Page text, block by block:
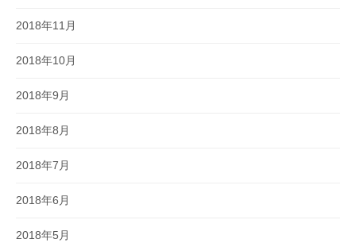
2018年11月
2018年10月
2018年9月
2018年8月
2018年7月
2018年6月
2018年5月